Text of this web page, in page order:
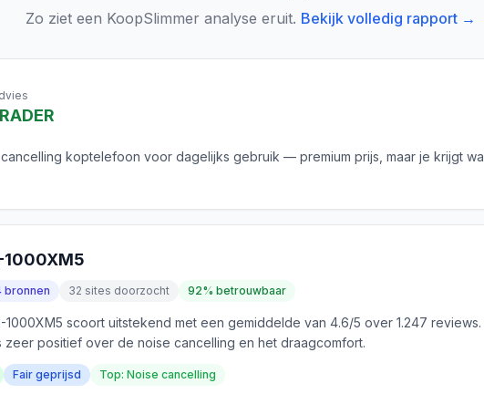
Zo ziet een KoopSlimmer analyse eruit. Bekijk volledig rapport →
koptelefoon voor dagelijks gebruik — premium prijs, maar je krijgt
1000XM5
bronnen 32 sites doorzocht 92% betrouwbaar
1000XM5 scoort uitstekend met een gemiddelde van 4.6/5 over 1.247
zeer positief over de noise cancelling en het draagcomfort.
Fair geprijsd Top: Noise cancelling